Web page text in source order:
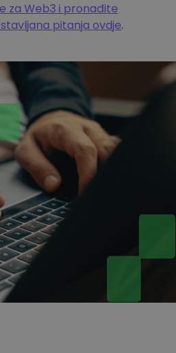
za Web3 i pronađite
pitanja ovdje.